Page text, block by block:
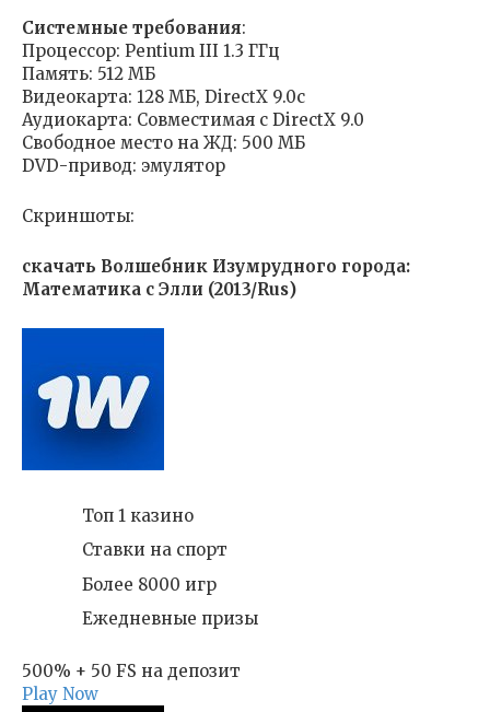
Cистемные требования:
Процессор: Pentium III 1.3 ГГц
Память: 512 МБ
Видеокарта: 128 МБ, DirectX 9.0c
Аудиокарта: Совместимая с DirectX 9.0
Свободное место на ЖД: 500 МБ
DVD-привод: эмулятор
Скриншоты:
скачать Волшебник Изумрудного города:
Математика с Элли (2013/Rus)
Топ 1 казино
Ставки на спорт
Более 8000 игр
Ежедневные призы
500% + 50 FS на депозит
Play Now